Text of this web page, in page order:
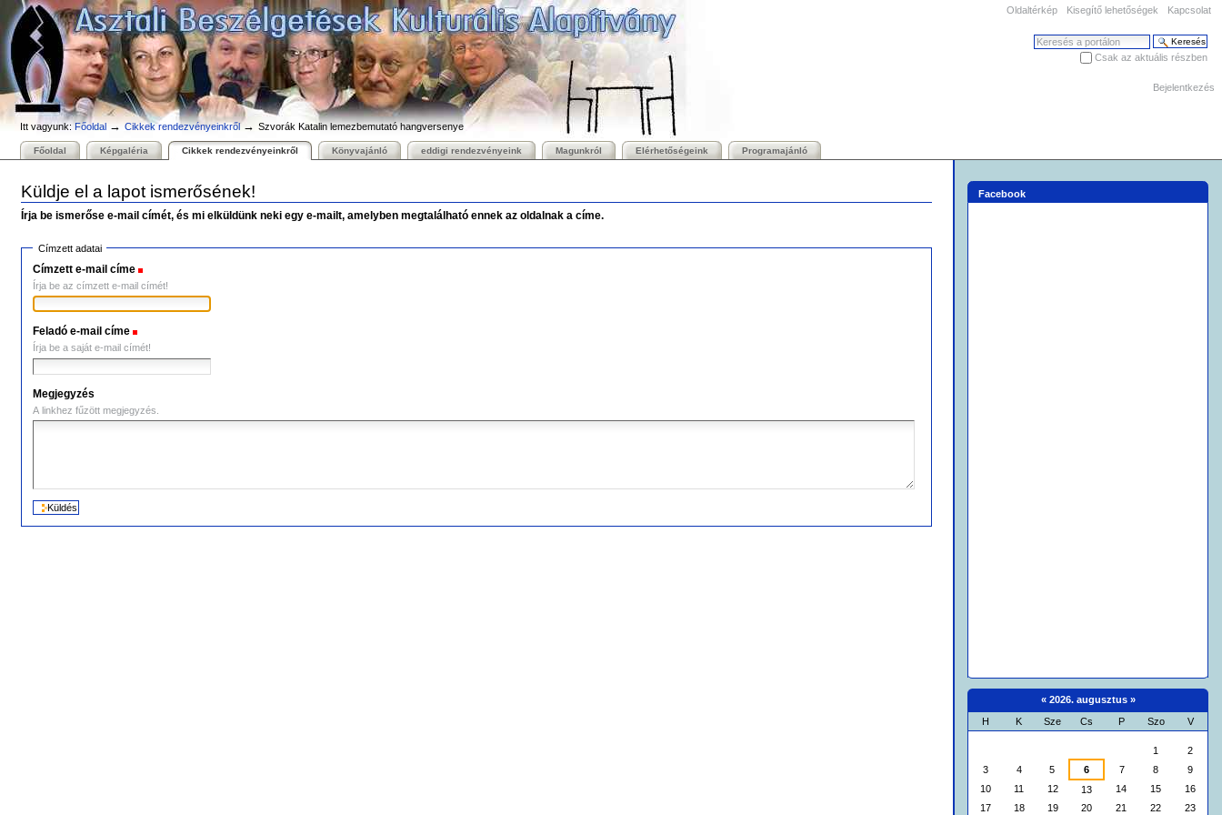
Tovább
tartalomhoz
Ugrás
navigációhoz
Oldaltérkép Kisegítő lehetőségek Kapcsolat
Keresés
Csak az aktuális részben
Személyes
eszközök
Bejelentkezés
Itt vagyunk: Főoldal →Cikkek rendezvényeinkről →Szvorák Katalin lemezbemutató hangversenye
Bekezdések
Főoldal Képgaléria Cikkek rendezvényeinkről Könyvajánló eddigi rendezvényeink Magunkról Elérhetőségeink Programajánló
Küldje el a lapot ismerősének!
Írja be ismerőse e-mail címét, és mi elküldünk neki egy e-mailt, amelyben megtalálható ennek az oldalnak a címe.
Címzett adatai
Címzett e-mail címe
Írja be az címzett e-mail címét!
Feladó e-mail címe
Írja be a saját e-mail címét!
Megjegyzés
A linkhez fűzött megjegyzés.
Facebook
«2026. augusztus »
H K Sze Cs P Szo V
1
2
3
4 5 6 7 8
9
10
11 12 13 14 15
16
17
18 19 20 21 22
23